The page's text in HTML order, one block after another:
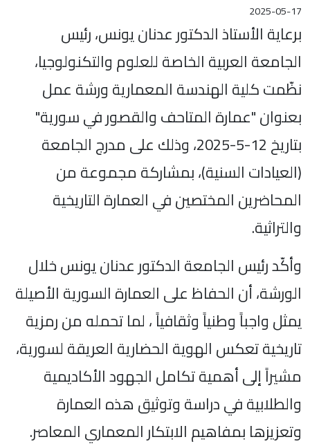
2025-05-17
برعاية الأستاذ الدكتور عدنان يونس، رئيس
الجامعة العربية الخاصة للعلوم والتكنولوجيا،
نظّمت كلية الهندسة المعمارية ورشة عمل
بعنوان "عمارة المتاحف والقصور في سورية"
بتاريخ 12-5-2025، وذلك على مدرج الجامعة
(العيادات السنية)، بمشاركة مجموعة من
المحاضرين المختصين في العمارة التاريخية
والتراثية.
وأكّد رئيس الجامعة الدكتور عدنان يونس خلال
الورشة، أن الحفاظ على العمارة السورية الأصيلة
يمثل واجباً وطنياً وثقافياً ، لما تحمله من رمزية
تاريخية تعكس الهوية الحضارية العريقة لسورية،
مشيراً إلى أهمية تكامل الجهود الأكاديمية
والطلابية في دراسة وتوثيق هذه العمارة
وتعزيزها بمفاهيم الابتكار المعماري المعاصر.